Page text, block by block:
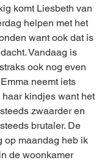
komt Liesbeth van
helpen met het
want ook dat is
Vandaag is
ook nog even
neemt iets
kindjes want het
zwaarder en
brutaler. De
op maandag heb ik
de woonkamer